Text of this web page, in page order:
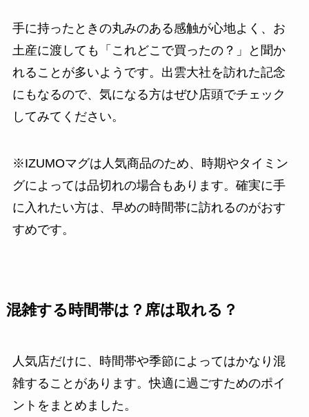
手に持ったときの丸みのある感触が心地よく、お
土産に渡しても「これどこで買ったの？」と聞か
れることが多いようです。出雲大社を訪れた記念
にもなるので、気になる方はぜひ店頭でチェック
してみてください。
※IZUMOマグは人気商品のため、時期やタイミン
グによっては品切れの場合もあります。確実に手
に入れたい方は、早めの時間帯に訪れるのがおす
すめです。
混雑する時間帯は？席は取れる？
人気店だけに、時間帯や季節によってはかなり混
雑することがあります。快適に過ごすためのポイ
ントをまとめました。